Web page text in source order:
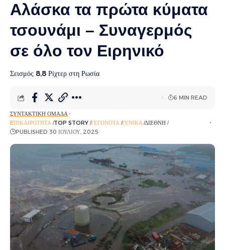
Αλάσκα τα πρώτα κύματα
τσουνάμι – Συναγερμός
σε όλο τον Ειρηνικό
Σεισμός 8,8 Ρίχτερ στη Ρωσία
ΣΥΝΤΑΚΤΙΚΉ ΟΜΆΔΑ
EΠΙΚΑΙΡΌΤΗΤΑ TOP STORY ΓΕΓΟΝΌΤΑ ΓΕΝΙΚΆ ΔΙΕΘΝΉ ΡΟΉ ΕΙΔΉΣΕΩΝ
PUBLISHED 30 ΙΟΥΛΊΟΥ, 2025
6 MIN READ